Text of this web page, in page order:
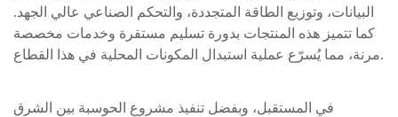
البيانات، وتوزيع الطاقة المتجددة، والتحكم الصناعي عالي الجهد.
كما تتميز هذه المنتجات بدورة تسليم مستقرة وخدمات مخصصة
مرنة، مما يُسرّع عملية استبدال المكونات المحلية في هذا القطاع.
في المستقبل، وبفضل تنفيذ مشروع الحوسبة بين الشرق